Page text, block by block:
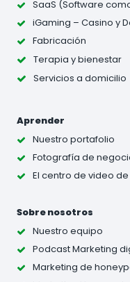
SaaS (Software
iGaming – Casino y
Fabricación
Terapia y bienestar
Servicios a domicilio
Aprender
Nuestro portafolio
Fotografía de
El centro de video
Sobre nosotros
Nuestro equipo
Podcast Marketing
Marketing de